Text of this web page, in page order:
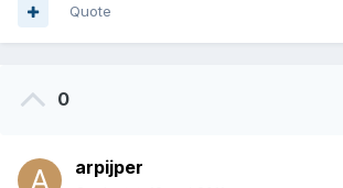
Quote
0
arpijper